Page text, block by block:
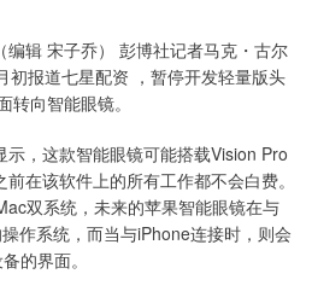
编辑 宋子乔） 彭博社记者马克・古尔
初报道七星配资 ，暂停开发轻量版头
向智能眼镜。
，这款智能眼镜可能搭载Vision Pro
在该软件上的所有工作都不会白费。
双系统，未来的苹果智能眼镜在与
作系统，而当与iPhone连接时，则会
的界面。